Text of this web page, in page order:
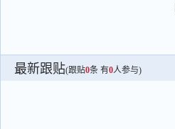
最新跟贴(跟贴0条 有0人参与)